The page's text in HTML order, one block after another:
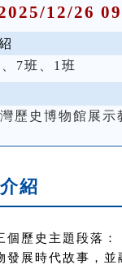
12/26
7班、1班
歷史博物館展
紹
個歷史主題段落：
發展時代故事，